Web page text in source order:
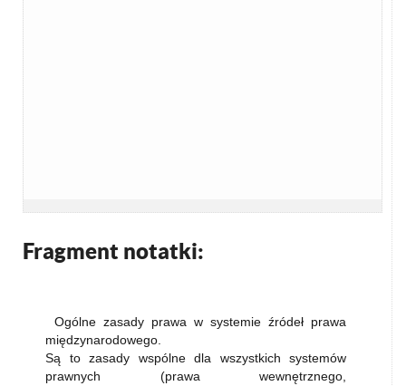
Fragment notatki:
Ogólne zasady prawa w systemie źródeł prawa
międzynarodowego.
Są to zasady wspólne dla wszystkich systemów
prawnych (prawa wewnętrznego,